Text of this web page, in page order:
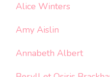
Alice Winters
Amy Aislin
Annabeth Albert